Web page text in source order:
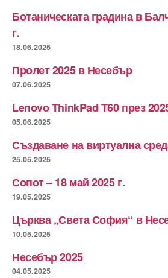
Ботаническата градина в
г.
18.06.2025
Пролет 2025 в Несебър
07.06.2025
Lenovo ThinkPad T60 през
05.06.2025
Създаване на виртуална
25.05.2025
Сопот – 18 май 2025 г.
19.05.2025
Църква „Света София“ в
10.05.2025
Несебър 2025
04.05.2025